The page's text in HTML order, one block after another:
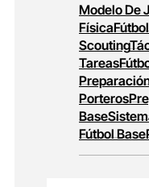
Modelo De
Física
Scouting
Tareas
Porteros
Base
Fútbol Base